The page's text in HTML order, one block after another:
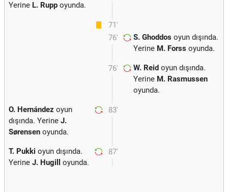
Yerine L. Rupp oyunda.
71'
76'
S. Ghoddos oyun dışında.
Yerine M. Forss oyunda.
76' W. Reid oyun dışında.
Yerine M. Rasmussen
oyunda.
83'
O. Hernández oyun
dışında. Yerine J.
Sørensen oyunda.
87'
T. Pukki oyun dışında.
Yerine J. Hugill oyunda.